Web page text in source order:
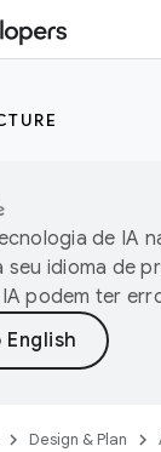
de IA
idioma de
podem ter
Design & Plan